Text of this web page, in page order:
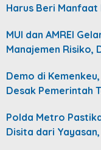
Harus Beri
MUI dan AMREI
Manajemen Risiko,
Demo di
Desak Pemerintah
Polda Metro
Disita dari